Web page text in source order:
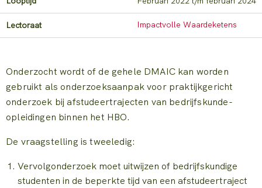
Lectoraat Impactvolle Waardeketens
Onderzocht wordt of de gehele DMAIC kan worden
gebruikt als onderzoeksaanpak voor praktijkgericht
onderzoek bij afstudeertrajecten van bedrijfskunde-
opleidingen binnen het HBO.
De vraagstelling is tweeledig:
Vervolgonderzoek moet uitwijzen of bedrijfskundige
studenten in de beperkte tijd van een afstudeertraject